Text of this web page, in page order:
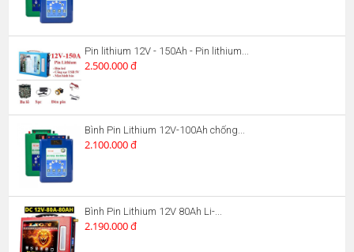
Pin lithium 12V - 150Ah - Pin lithium...
2.500.000 đ
Bình Pin Lithium 12V-100Ah chống...
2.100.000 đ
Bình Pin Lithium 12V 80Ah Li-...
2.190.000 đ